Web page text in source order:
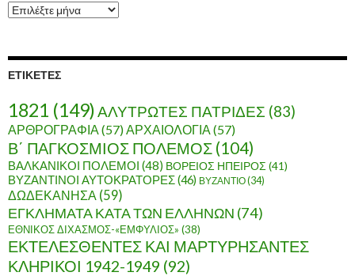
Α
ρ
ο
ΕΤΙΚΈΤΕΣ
1821 (149) ΑΛΥΤΡΩΤΕΣ ΠΑΤΡΙΔΕΣ (83)
ΑΡΘΡΟΓΡΑΦΙΑ (57) ΑΡΧΑΙΟΛΟΓΙΑ (57)
Β΄ ΠΑΓΚΟΣΜΙΟΣ ΠΟΛΕΜΟΣ (104)
ΒΑΛΚΑΝΙΚΟΙ ΠΟΛΕΜΟΙ (48) ΒΟΡΕΙΟΣ ΗΠΕΙΡΟΣ (41)
ΒΥΖΑΝΤΙΝΟΙ ΑΥΤΟΚΡΑΤΟΡΕΣ(46) ΒΥΖΑΝΤΙΟ(34)
ΔΩΔΕΚΑΝΗΣΑ (59)
ΕΓΚΛΗΜΑΤΑ ΚΑΤΑ ΤΩΝ ΕΛΛΗΝΩΝ (74)
ΕΘΝΙΚΟΣ ΔΙΧΑΣΜΟΣ-«ΕΜΦΥΛΙΟΣ» (38)
ΕΚΤΕΛΕΣΘΕΝΤΕΣ ΚΑΙ ΜΑΡΤΥΡΗΣΑΝΤΕΣ
ΚΛΗΡΙΚΟΙ 1942-1949 (92)